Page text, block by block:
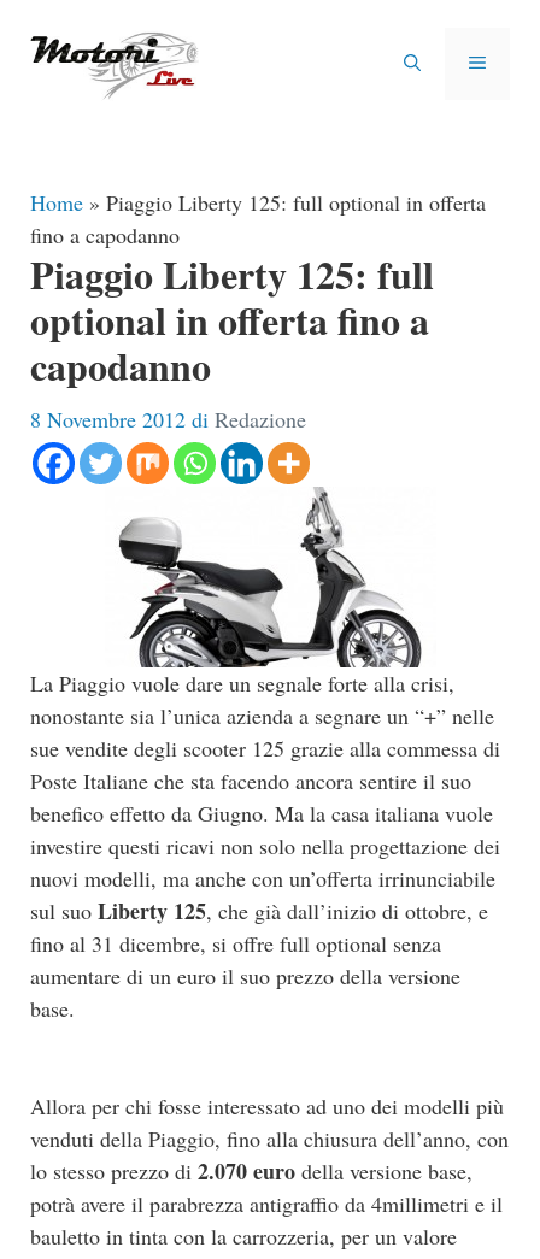
MENU
Home » Piaggio Liberty 125: full optional in offerta
fino a capodanno
Piaggio Liberty 125: full
optional in offerta fino a
capodanno
8 Novembre 2012 di Redazione
La Piaggio vuole dare un segnale forte alla crisi,
nonostante sia l’unica azienda a segnare un “+” nelle
sue vendite degli scooter 125 grazie alla commessa di
Poste Italiane che sta facendo ancora sentire il suo
benefico effetto da Giugno. Ma la casa italiana vuole
investire questi ricavi non solo nella progettazione dei
nuovi modelli, ma anche con un’offerta irrinunciabile
sul suo Liberty 125, che già dall’inizio di ottobre, e
fino al 31 dicembre, si offre full optional senza
aumentare di un euro il suo prezzo della versione
base.
Allora per chi fosse interessato ad uno dei modelli più
venduti della Piaggio, fino alla chiusura dell’anno, con
lo stesso prezzo di 2.070 euro della versione base,
potrà avere il parabrezza antigraffio da 4millimetri e il
bauletto in tinta con la carrozzeria, per un valore